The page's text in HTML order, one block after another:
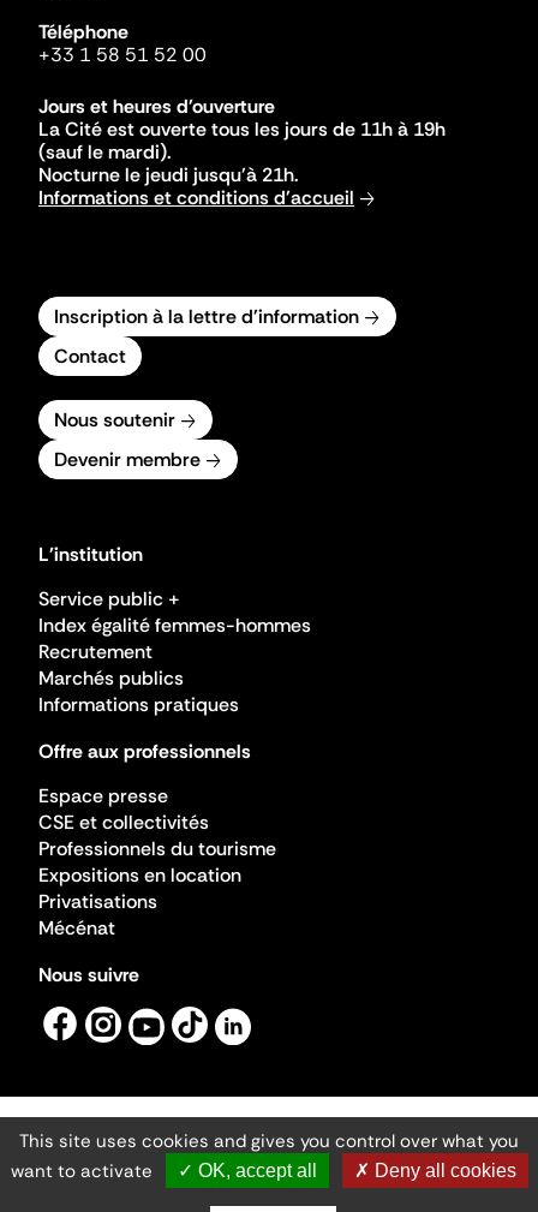
Téléphone
+33 1 58 51 52 00
Jours et heures d'ouverture
La Cité est ouverte tous les jours de 11h à 19h
(sauf le mardi).
Nocturne le jeudi jusqu'à 21h.
Informations et conditions d'accueil
Inscription à la lettre d'information
Contact
Nous soutenir
Devenir membre
L'institution
Service public +
Index égalité femmes-hommes
Recrutement
Marchés publics
Informations pratiques
Offre aux professionnels
Espace presse
CSE et collectivités
Professionnels du tourisme
Expositions en location
Privatisations
Mécénat
Nous suivre
Mentions légales
Gestion des cookies
Accessibilité numérique
Ministère de la Culture ©2026
This site uses cookies and gives you control over what you
want to activate
✓ OK, accept all ✗ Deny all cookies